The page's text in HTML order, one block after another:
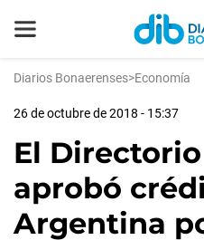
Diarios Bonaerenses>Economía
26 de octubre de 2018 - 15:37
El
aprobó
Argentina